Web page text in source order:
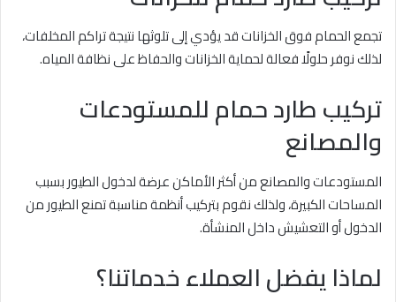
تجمع الحمام فوق الخزانات قد يؤدي إلى تلوثها نتيجة تراكم المخلفات،
لذلك نوفر حلولًا فعالة لحماية الخزانات والحفاظ على نظافة المياه.
تركيب طارد حمام للمستودعات
والمصانع
المستودعات والمصانع من أكثر الأماكن عرضة لدخول الطيور بسبب
المساحات الكبيرة، ولذلك نقوم بتركيب أنظمة مناسبة تمنع الطيور من
الدخول أو التعشيش داخل المنشأة.
لماذا يفضل العملاء خدماتنا؟